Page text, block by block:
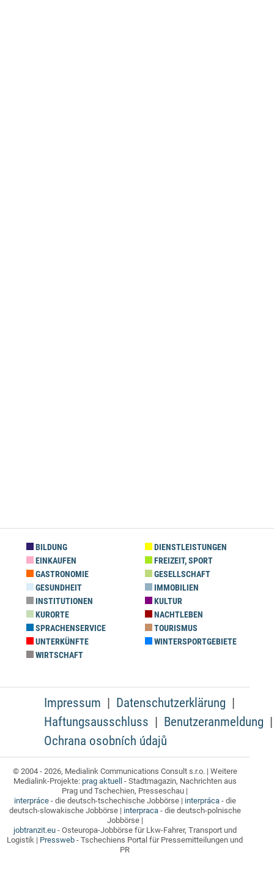
BILDUNG
DIENSTLEISTUNGEN
EINKAUFEN
FREIZEIT, SPORT
GASTRONOMIE
GESELLSCHAFT
GESUNDHEIT
IMMOBILIEN
INSTITUTIONEN
KULTUR
KURORTE
NACHTLEBEN
SPRACHENSERVICE
TOURISMUS
UNTERKÜNFTE
WINTERSPORTGEBIETE
WIRTSCHAFT
Impressum
Datenschutzerklärung
Haftungsausschluss
Benutzeranmeldung
Ochrana osobních údajů
© 2004 - 2026, Medialink Communications Consult s.r.o. | Weitere
Medialink-Projekte: prag aktuell - Stadtmagazin, Nachrichten aus
Prag und Tschechien, Presseschau |
interpráce- die deutsch-tschechische Jobbörse | interpráca- die
deutsch-slowakische Jobbörse | interpraca- die deutsch-polnische
Jobbörse |
jobtranzit.eu- Osteuropa-Jobbörse für Lkw-Fahrer, Transport und
Logistik | Pressweb - Tschechiens Portal für Pressemitteilungen und
PR